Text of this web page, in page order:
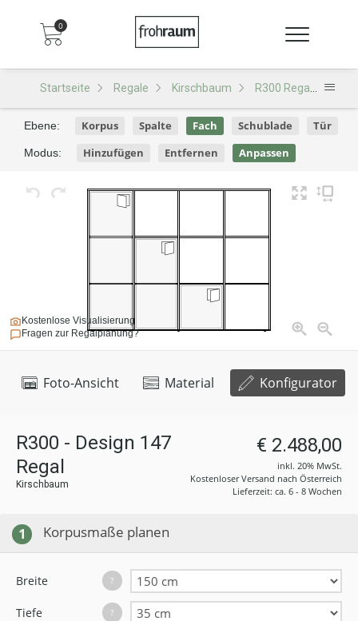
0
Startseite Regale Kirschbaum R300 Regal
Foto-Ansicht Material Konfigurator
Kostenlose Visualisierung
Fragen zur Regalplanung?
Ebene: Korpus Spalte Fach Schublade Tür
Modus: Hinzufügen Entfernen Anpassen
R300 - Design 147
Regal
Kirschbaum
€ 2.488,00
inkl. 20% MwSt.
Kostenloser Versand nach Österreich
Lieferzeit: ca. 6 - 8 Wochen
1 Korpusmaße planen
Breite ?
Tiefe ?